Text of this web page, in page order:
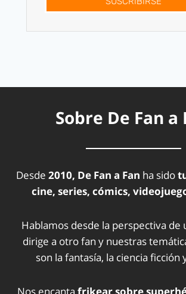
Sobre De Fan a
Desde 2010, De Fan a Fan ha sido
cine, series, cómics,
Hablamos desde la perspectiva de
dirige a otro fan y nuestras
son la fantasía, la ciencia ficción